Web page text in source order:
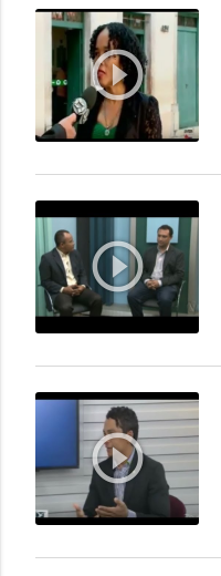
play_circle_outline
play_circle_outline
play_circle_outline